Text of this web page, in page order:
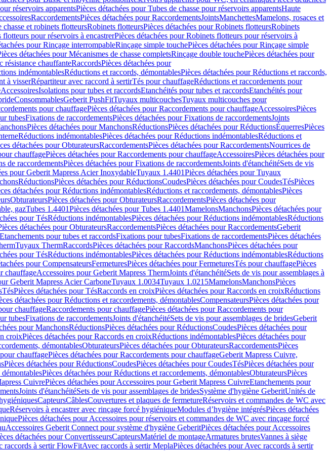
réservoirs apparentsPièces détachées pour Tubes de chasse pour réservoirs apparentsHaute
RaccordementsPièces détachées pour RaccordementsJointsManchettesMamelons, rosaces et
chasse et robinets flotteursRobinets flotteursPièces détachées pour Robinets flotteursRobinets
flotteurs pour réservoirs à encastrerPièces détachées pour Robinets flotteurs pour réservoirs à
pour Rinçage interrompableRinçage simple touchePièces détachées pour Rinçage simple
détachées pour Mécanismes de chasse completsRinçage double touchePièces détachées pour
résistance chauffanteRaccordsPièces détachées pour
indémontablesRéductions et raccords, démontablesPièces détachées pour Réductions et raccords,
à visserRépartiteur avec raccord à sertirTés pour chauffageRéductions et raccordements pour
AccessoiresIsolations pour tubes et raccordsEtanchéités pour tubes et raccordsEtanchéités pour
ConsommablesGeberit PushFitTuyaux multicouchesTuyaux multicouches pour
pour chauffagePièces détachées pour Raccordements pour chauffageAccessoiresPièces
tubesFixations de raccordementsPièces détachées pour Fixations de raccordementsJoints
Pièces détachées pour ManchonsRéductionsPièces détachées pour RéductionsÉquerresPièces
Réductions indémontablesPièces détachées pour Réductions indémontablesRéductions et
détachées pour ObturateursRaccordementsPièces détachées pour RaccordementsNourrices de
chauffagePièces détachées pour Raccordements pour chauffageAccessoiresPièces détachées pour
de raccordementsPièces détachées pour Fixations de raccordementsJoints d'étanchéitéSets de vis
pour Geberit Mapress Acier InoxydableTuyaux 1.4401Pièces détachées pour Tuyaux
RéductionsPièces détachées pour RéductionsCoudesPièces détachées pour CoudesTésPièces
détachées pour Réductions indémontablesRéductions et raccordements, démontablesPièces
ObturateursPièces détachées pour ObturateursRaccordementsPièces détachées pour
gazTubes 1.4401Pièces détachées pour Tubes 1.4401MamelonsManchonsPièces détachées pour
pour TésRéductions indémontablesPièces détachées pour Réductions indémontablesRéductions
détachées pour ObturateursRaccordementsPièces détachées pour RaccordementsGeberit
Etanchements pour tubes et raccordsFixations pour tubesFixations de raccordementsPièces détachées
Tuyaux ThermRaccordsPièces détachées pour RaccordsManchonsPièces détachées pour
pour TésRéductions indémontablesPièces détachées pour Réductions indémontablesRéductions
pour CompensateursFermeturesPièces détachées pour FermeturesTés pour chauffagePièces
chauffageAccessoires pour Geberit Mapress ThermJoints d'étanchéitéSets de vis pour assemblages à
Geberit Mapress Acier CarboneTuyaux 1.0034Tuyaux 1.0215MamelonsManchonsPièces
TésPièces détachées pour TésRaccords en croixPièces détachées pour Raccords en croixRéductions
détachées pour Réductions et raccordements, démontablesCompensateursPièces détachées pour
chauffageRaccordements pour chauffagePièces détachées pour Raccordements pour
tubesFixations de raccordementsJoints d'étanchéitéSets de vis pour assemblages de bridesGeberit
pour ManchonsRéductionsPièces détachées pour RéductionsCoudesPièces détachées pour
croixPièces détachées pour Raccords en croixRéductions indémontablesPièces détachées pour
démontablesObturateursPièces détachées pour ObturateursRaccordementsPièces
chauffagePièces détachées pour Raccordements pour chauffageGeberit Mapress Cuivre,
Pièces détachées pour RéductionsCoudesPièces détachées pour CoudesTésPièces détachées pour
Pièces détachées pour Réductions et raccordements, démontablesObturateursPièces
CuivrePièces détachées pour Accessoires pour Geberit Mapress CuivreEtanchements pour
Joints d'étanchéitéSets de vis pour assemblages de bridesSystème d'hygiène GeberitUnités de
CapteursCâblesCouvertures et plaques de fermetureRéservoirs et commandes de WC avec
Réservoirs à encastrer avec rinçage forcé hygiéniqueModules d’hygiène intégrésPièces détachées
Pièces détachées pour Accessoires pour réservoirs et commandes de WC avec rinçage forcé
Accessoires Geberit Connect pour système d'hygiène GeberitPièces détachées pour Accessoires
détachées pour ConvertisseursCapteursMatériel de montageArmatures brutesVannes à siège
raccords à sertir FlowFitAvec raccords à sertir MeplaPièces détachées pour Avec raccords à sertir